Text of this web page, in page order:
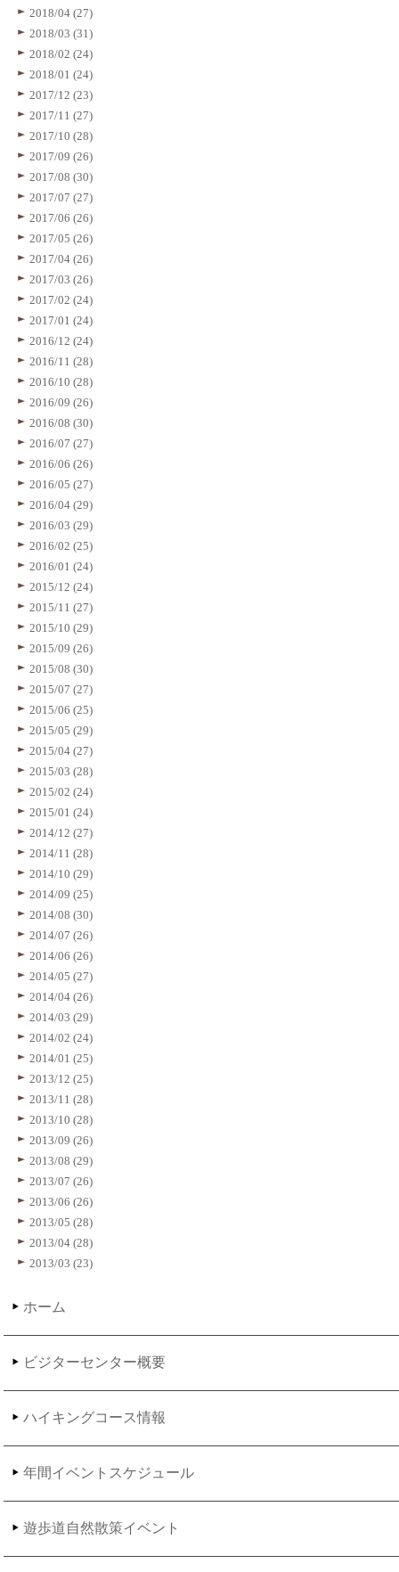
2018/04 (27)
2018/03 (31)
2018/02 (24)
2018/01 (24)
2017/12 (23)
2017/11 (27)
2017/10 (28)
2017/09 (26)
2017/08 (30)
2017/07 (27)
2017/06 (26)
2017/05 (26)
2017/04 (26)
2017/03 (26)
2017/02 (24)
2017/01 (24)
2016/12 (24)
2016/11 (28)
2016/10 (28)
2016/09 (26)
2016/08 (30)
2016/07 (27)
2016/06 (26)
2016/05 (27)
2016/04 (29)
2016/03 (29)
2016/02 (25)
2016/01 (24)
2015/12 (24)
2015/11 (27)
2015/10 (29)
2015/09 (26)
2015/08 (30)
2015/07 (27)
2015/06 (25)
2015/05 (29)
2015/04 (27)
2015/03 (28)
2015/02 (24)
2015/01 (24)
2014/12 (27)
2014/11 (28)
2014/10 (29)
2014/09 (25)
2014/08 (30)
2014/07 (26)
2014/06 (26)
2014/05 (27)
2014/04 (26)
2014/03 (29)
2014/02 (24)
2014/01 (25)
2013/12 (25)
2013/11 (28)
2013/10 (28)
2013/09 (26)
2013/08 (29)
2013/07 (26)
2013/06 (26)
2013/05 (28)
2013/04 (28)
2013/03 (23)
ホーム
ビジターセンター概要
ハイキングコース情報
年間イベントスケジュール
遊歩道自然散策イベント